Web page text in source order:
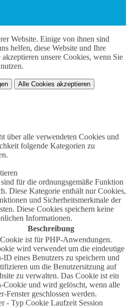
Website. Einige von ihnen sind
helfen, diese Website und Ihre
unsere Cookies, wenn Sie
Alle Cookies akzeptieren
über alle verwendeten Cookies und
folgende Kategorien zu
für die ordnungsgemäße Funktion
Diese Kategorie enthält nur Cookies,
und Sicherheitsmerkmale der
Diese Cookies speichern keine
Informationen.
Beschreibung
ist für PHP-Anwendungen.
wird verwendet um die eindeutige
ID eines Benutzers zu speichern und
um die Benutzersitzung auf
zu verwalten. Das Cookie ist ein
Cookie und wird gelöscht, wenn alle
Fenster geschlossen werden.
- Typ Cookie Laufzeit Session